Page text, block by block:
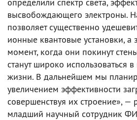
высвобождающего электроны.
позволяет существенно
ионные квантовые установки, а
момент, когда они покинут
станут широко использоваться
жизни. В дальнейшем мы
увеличением эффективности
совершенствуя их строение», —
младший научный сотрудник